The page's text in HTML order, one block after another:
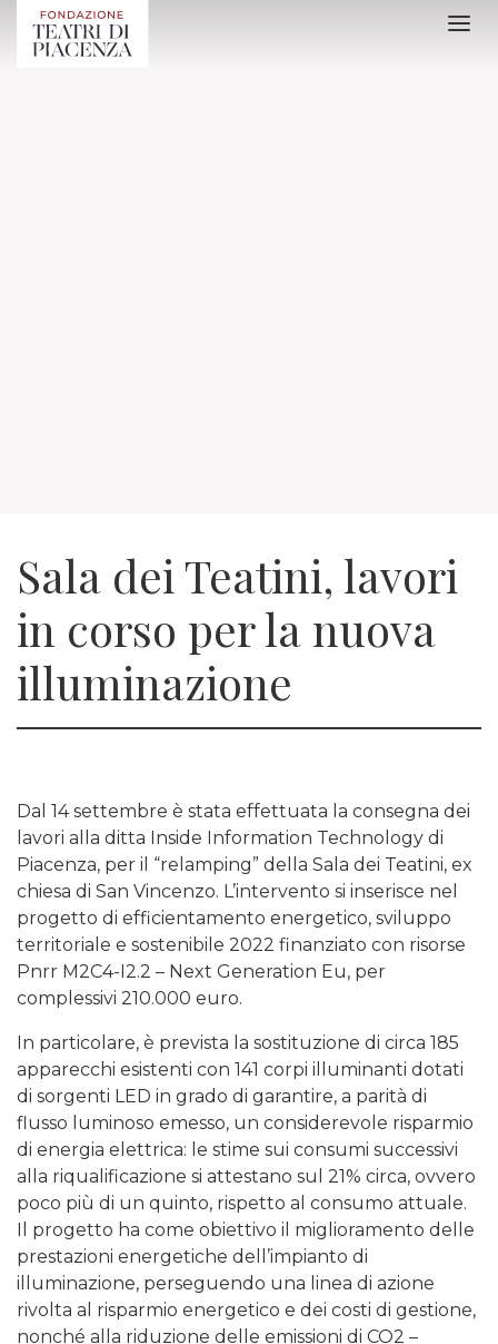
Sala dei Teatini, lavori
in corso per la nuova
illuminazione
Dal 14 settembre è stata effettuata la consegna dei
lavori alla ditta Inside Information Technology di
Piacenza, per il “relamping” della Sala dei Teatini, ex
chiesa di San Vincenzo. L’intervento si inserisce nel
progetto di efficientamento energetico, sviluppo
territoriale e sostenibile 2022 finanziato con risorse
Pnrr M2C4-I2.2 – Next Generation Eu, per
complessivi 210.000 euro.
In particolare, è prevista la sostituzione di circa 185
apparecchi esistenti con 141 corpi illuminanti dotati
di sorgenti LED in grado di garantire, a parità di
flusso luminoso emesso, un considerevole risparmio
di energia elettrica: le stime sui consumi successivi
alla riqualificazione si attestano sul 21% circa, ovvero
poco più di un quinto, rispetto al consumo attuale.
Il progetto ha come obiettivo il miglioramento delle
prestazioni energetiche dell’impianto di
illuminazione, perseguendo una linea di azione
rivolta al risparmio energetico e dei costi di gestione,
nonché alla riduzione delle emissioni di CO2 –